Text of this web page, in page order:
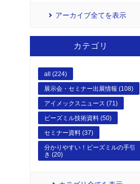
アーカイブ全てを表示
カテゴリ
all (224)
展示会・セミナー出展情報 (108)
アイメックスニュース (71)
ビーズミル技術資料 (50)
セミナー資料 (37)
分かりやすい！ビーズミルの手引
き (20)